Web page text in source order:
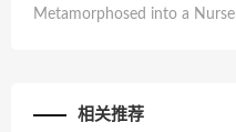
Metamorphosed into a Nurse
相关推荐